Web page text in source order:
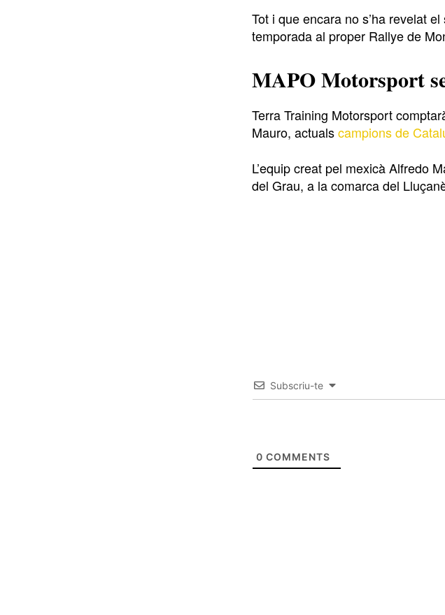
Tot i que encara no s’ha revelat
temporada al proper Rallye de
MAPO Motorsport
Terra Training Motorsport
Mauro, actualscampions de
L’equip creat pel mexicà Alfredo
del Grau, a la comarca del
Subscriu-te
0 COMMENTS